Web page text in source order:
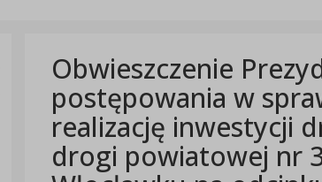
Obwieszczenie
postępowania w
realizację inwestycji
drogi powiatowej nr